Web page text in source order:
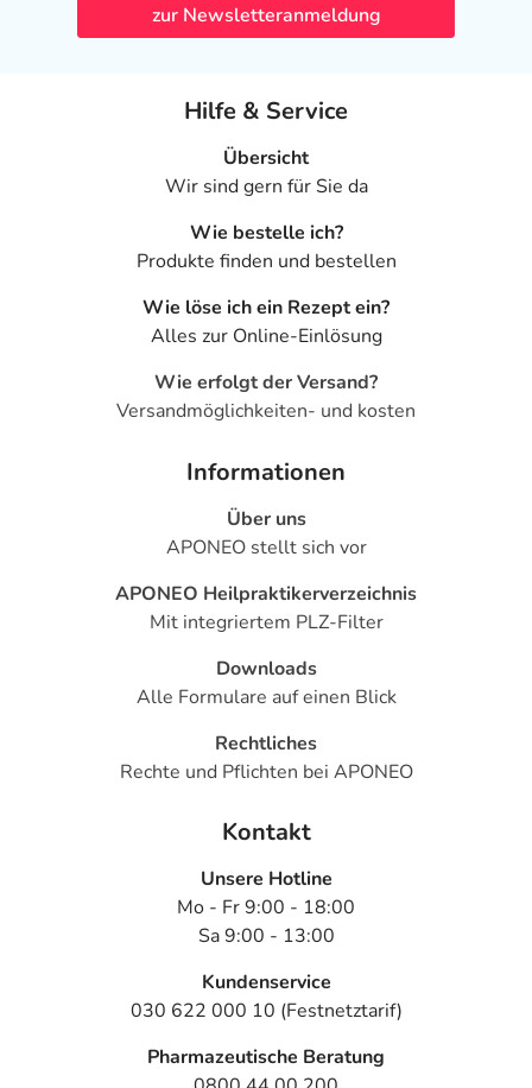
zur Newsletteranmeldung
Hilfe & Service
Übersicht
Wir sind gern für Sie da
Wie bestelle ich?
Produkte finden und bestellen
Wie löse ich ein Rezept ein?
Alles zur Online-Einlösung
Wie erfolgt der Versand?
Versandmöglichkeiten- und kosten
Informationen
Über uns
APONEO stellt sich vor
APONEO Heilpraktikerverzeichnis
Mit integriertem PLZ-Filter
Downloads
Alle Formulare auf einen Blick
Rechtliches
Rechte und Pflichten bei APONEO
Kontakt
Unsere Hotline
Mo - Fr 9:00 - 18:00
Sa 9:00 - 13:00
Kundenservice
030 622 000 10 (Festnetztarif)
Pharmazeutische Beratung